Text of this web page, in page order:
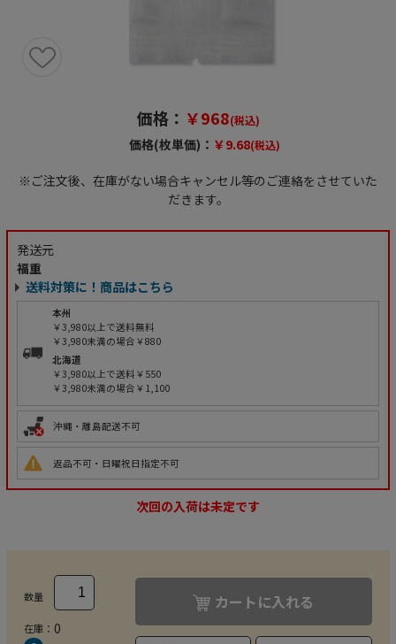
価格： ￥968(税込)
価格(枚単価)： ￥9.68(税込)
※ご注文後、在庫がない場合キャンセル等のご連絡をさせていた
だきます。
発送元
福重
送料対策に！商品はこちら
本州
￥3,980以上で送料無料
￥3,980未満の場合￥880
北海道
￥3,980以上で送料￥550
￥3,980未満の場合￥1,100
沖縄・離島配送不可
返品不可・日曜祝日指定不可
次回の入荷は未定です
数量
在庫： 0
カートに入れる